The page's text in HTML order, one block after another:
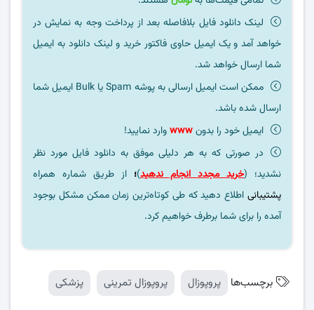
لینک دانلود فایل بلافاصله بعد از پرداخت وجه به نمایش در
خواهد آمد و یک ایمیل حاوی فاکتور خرید و لینک دانلود به ایمیل
شما ارسال خواهد شد.
ممکن است ایمیل ارسالی به پوشه Spam یا Bulk ایمیل شما
ارسال شده باشد.
ایمیل خود را بدونwwwوارد نمایید!
در صورتی که به هر دلیلی موفق به دانلود فایل مورد نظر
نشدید؛ (خرید مجدد انجام ندهید)؛ از طریق شماره همراه
پشتیبانی اطلاع دهید که طی کوتاه‌ترین زمان ممکن مشکل بوجود
آمده را برای شما برطرف خواهیم کرد.
برچسب‌ها پروپوزال پروپوزال تمرینی پزشکی